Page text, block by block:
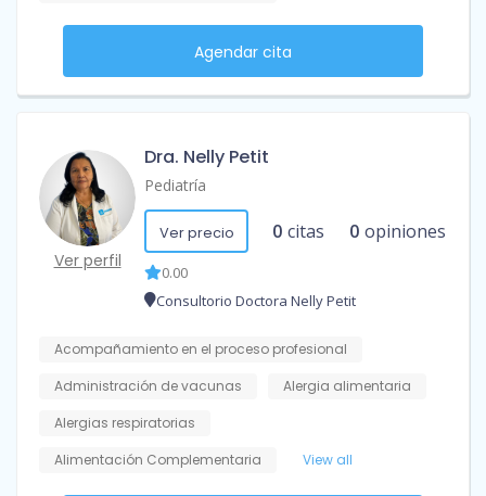
Agendar cita
Ver perfil
Dra. Nelly Petit
Pediatría
Ver precio 0 citas 0 opiniones
0.00
Consultorio Doctora Nelly Petit
Acompañamiento en el proceso profesional
Administración de vacunas
Alergia alimentaria
Alergias respiratorias
Alimentación Complementaria
View all